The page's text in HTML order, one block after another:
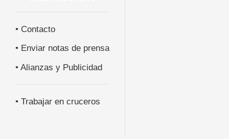
• Contacto
• Enviar notas de prensa
• Alianzas y Publicidad
• Trabajar en cruceros